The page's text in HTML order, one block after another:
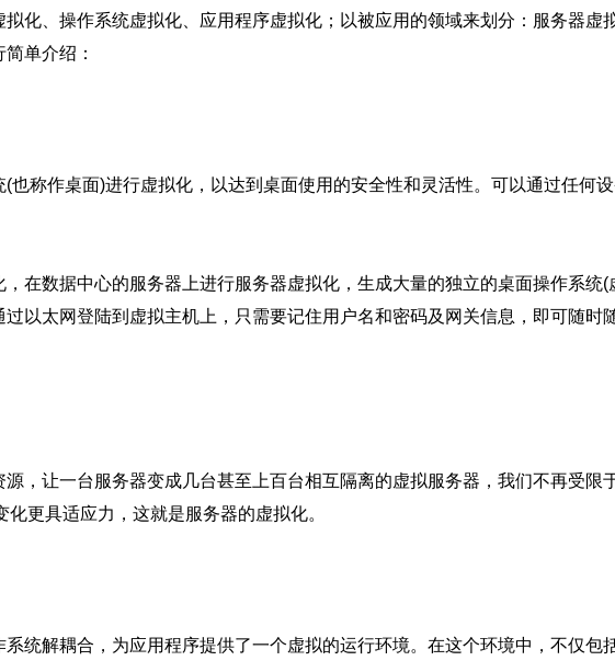
拟化、操作系统虚拟化、应用程序虚拟化；以被应用的领域来划分：服务器
单介绍：
也称作桌面)进行虚拟化，以达到桌面使用的安全性和灵活性。可以通过任何
在数据中心的服务器上进行服务器虚拟化，生成大量的独立的桌面操作系
以太网登陆到虚拟主机上，只需要记住用户名和密码及网关信息，即可随
，让一台服务器变成几台甚至上百台相互隔离的虚拟服务器，我们不再受
化更具适应力，这就是服务器的虚拟化。
统解耦合，为应用程序提供了一个虚拟的运行环境。在这个环境中，不仅包